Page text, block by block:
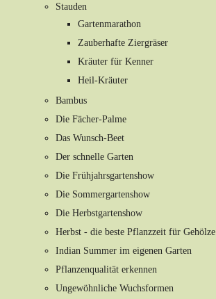
Stauden
Gartenmarathon
Zauberhafte Ziergräser
Kräuter für Kenner
Heil-Kräuter
Bambus
Die Fächer-Palme
Das Wunsch-Beet
Der schnelle Garten
Die Frühjahrsgartenshow
Die Sommergartenshow
Die Herbstgartenshow
Herbst - die beste Pflanzzeit für Gehölze
Indian Summer im eigenen Garten
Pflanzenqualität erkennen
Ungewöhnliche Wuchsformen